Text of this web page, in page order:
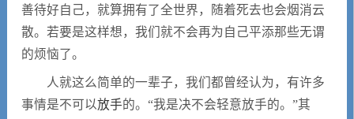
善待好自己，就算拥有了全世界，随着死去也会烟消云
散。若要是这样想，我们就不会再为自己平添那些无谓
的烦恼了。
人就这么简单的一辈子，我们都曾经认为，有许多
事情是不可以放手的。“我是决不会轻意放手的。”其